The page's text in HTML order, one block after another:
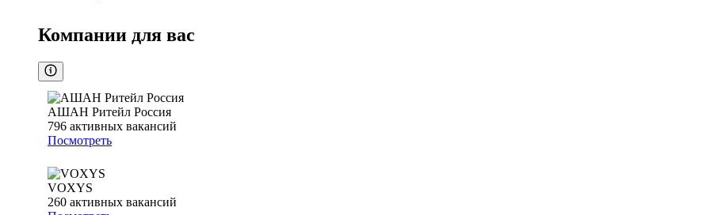
Компании для вас
АШАН Ритейл Россия
796 активных вакансий
Посмотреть
VOXYS
260 активных вакансий